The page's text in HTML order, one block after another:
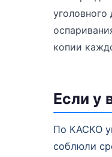
копии
Если у
По КАСКО
соблюли